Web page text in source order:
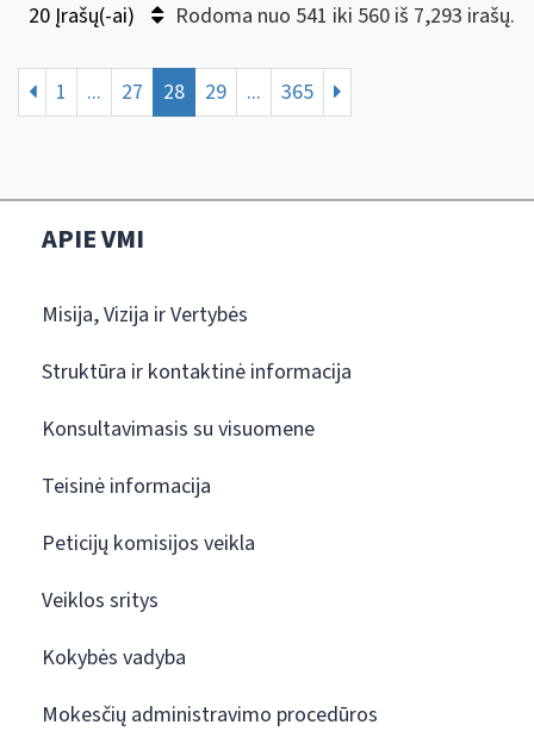
20 Įrašų(-ai) Rodoma nuo 541 iki 560 iš 7,293 irašų.
1 ... 27 28 29 ... 365
APIE VMI
Misija, Vizija ir Vertybės
Struktūra ir kontaktinė informacija
Konsultavimasis su visuomene
Teisinė informacija
Peticijų komisijos veikla
Veiklos sritys
Kokybės vadyba
Mokesčių administravimo procedūros